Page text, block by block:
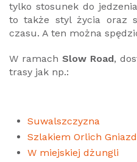
tylko stosunek do
to także styl życia oraz
czasu. A ten można
W ramach Slow Road,
trasy jak np.:
Suwalszczyzna
Szlakiem Orlich
W miejskiej dżungli